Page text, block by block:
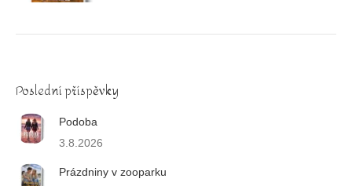
Poslední příspěvky
Podoba
3.8.2026
Prázdniny v zooparku